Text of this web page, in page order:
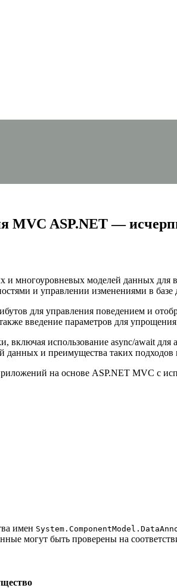
MVC ASP.NET —
многоуровневых моделей данных для
и управлении изменениями в базе
для управления поведением и
введение параметров для
включая использование async/await
данных и преимущества таких
на основе ASP.NET MVC с
имен
могут быть проверены на